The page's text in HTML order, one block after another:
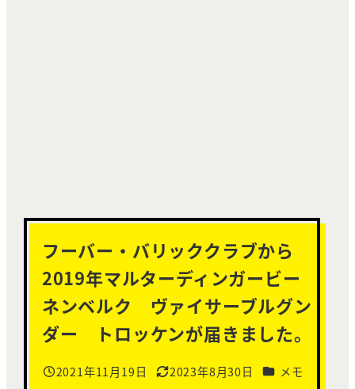
フーバー・バリッククラブから
2019年マルターディンガービー
ネンベルク ヴァイサーブルグン
ダー トロッケンが届きました。
投稿日
2021年11月19日
更新日
2023年8月30日 カテゴリー
メモ